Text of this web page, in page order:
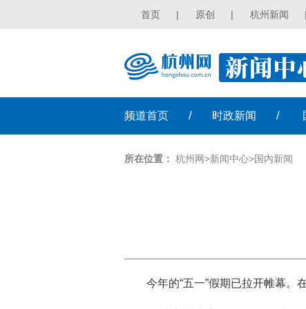
首页 | 原创 | 杭州新闻 |
频道首页 / 时政新闻 /
所在位置： 杭州网>新闻中心>国内新闻
今年的“五一”假期已拉开帷幕。